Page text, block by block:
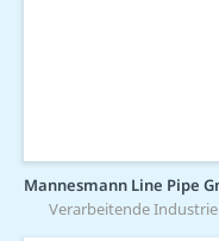
Verarbeitende Industrie